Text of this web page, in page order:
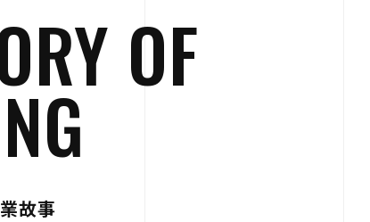
OF
故事